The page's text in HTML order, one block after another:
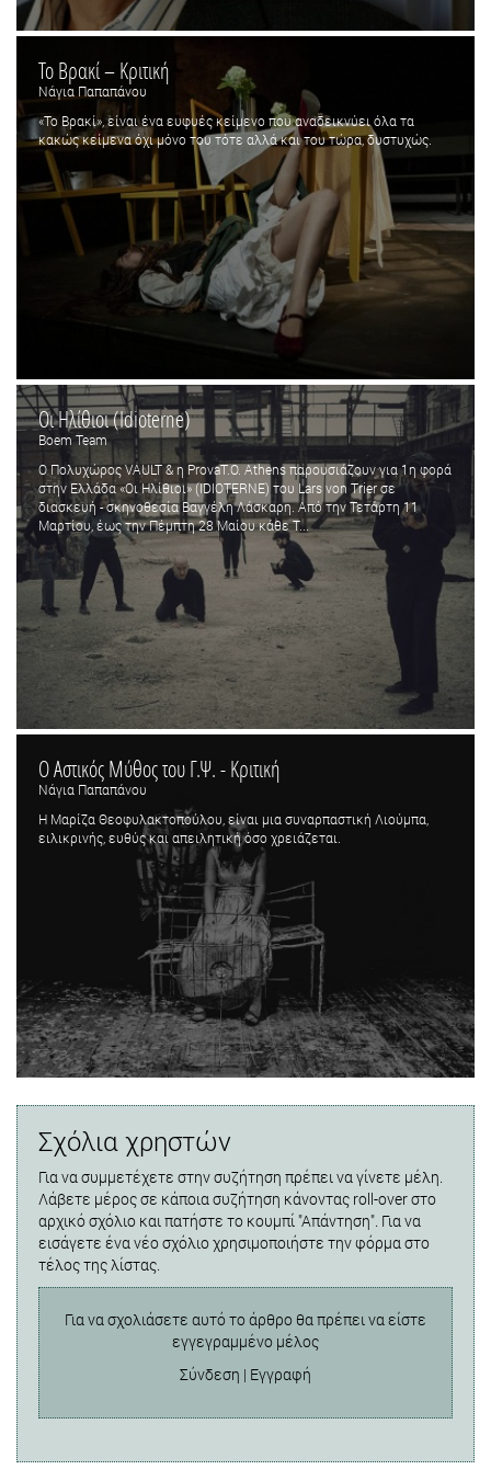
Το Βρακί – Κριτική
Νάγια Παπαπάνου
«Το Βρακί», είναι ένα ευφυές κείμενο που αναδεικνύει όλα τα
κακώς κείμενα όχι μόνο του τότε αλλά και του τώρα, δυστυχώς.
Οι Ηλίθιοι (Idioterne)
Boem Team
O Πολυχώρος VAULT & η ProvaT.O. Athens παρουσιάζουν για 1η φορά
στην Ελλάδα «Οι Ηλίθιοι» (IDIOTERNE) του Lars von Trier σε
διασκευή - σκηνοθεσία Βαγγέλη Λάσκαρη. Από την Τετάρτη 11
Μαρτίου, έως την Πέμπτη 28 Μαίου κάθε Τ...
Ο Αστικός Μύθος του Γ.Ψ. - Κριτική
Νάγια Παπαπάνου
Η Μαρίζα Θεοφυλακτοπούλου, είναι μια συναρπαστική Λιούμπα,
ειλικρινής, ευθύς και απειλητική όσο χρειάζεται.
Σχόλια χρηστών
Για να συμμετέχετε στην συζήτηση πρέπει να γίνετε μέλη.
Λάβετε μέρος σε κάποια συζήτηση κάνοντας roll-over στο
αρχικό σχόλιο και πατήστε το κουμπί "Απάντηση". Για να
εισάγετε ένα νέο σχόλιο χρησιμοποιήστε την φόρμα στο
τέλος της λίστας.
Για να σχολιάσετε αυτό το άρθρο θα πρέπει να είστε
εγγεγραμμένο μέλος
Σύνδεση | Εγγραφή